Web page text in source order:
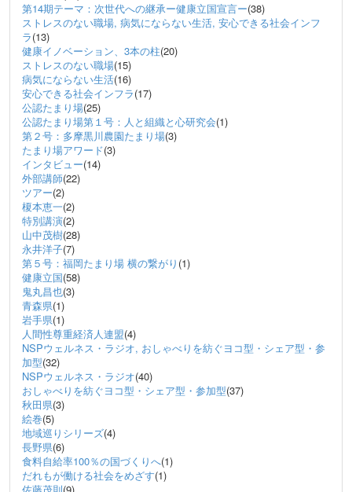
第14期テーマ：次世代への継承ー健康立国宣言ー(38)
ストレスのない職場, 病気にならない生活, 安心できる社会インフ
ラ(13)
健康イノベーション、3本の柱(20)
ストレスのない職場(15)
病気にならない生活(16)
安心できる社会インフラ(17)
公認たまり場(25)
公認たまり場第１号：人と組織と心研究会(1)
第２号：多摩黒川農園たまり場(3)
たまり場アワード(3)
インタビュー(14)
外部講師(22)
ツアー(2)
榎本恵一(2)
特別講演(2)
山中茂樹(28)
永井洋子(7)
第５号：福岡たまり場 横の繋がり (1)
健康立国(58)
鬼丸昌也(3)
青森県(1)
岩手県(1)
人間性尊重経済人連盟(4)
NSPウェルネス・ラジオ, おしゃべりを紡ぐヨコ型・シェア型・参
加型(32)
NSPウェルネス・ラジオ(40)
おしゃべりを紡ぐヨコ型・シェア型・参加型(37)
秋田県(3)
絵巻(5)
地域巡りシリーズ(4)
長野県(6)
食料自給率100％の国づくりへ(1)
だれもが働ける社会をめざす(1)